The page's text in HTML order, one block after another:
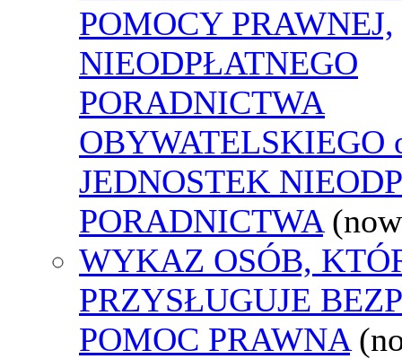
POMOCY PRAWNEJ,
NIEODPŁATNEGO
PORADNICTWA
OBYWATELSKIEGO
JEDNOSTEK
PORADNICTWA
WYKAZ OSÓB,
PRZYSŁUGUJE
POMOC PRAWNA